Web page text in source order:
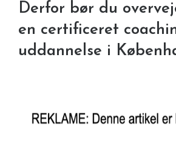
Derfor bør du
en certificeret
uddannelse i